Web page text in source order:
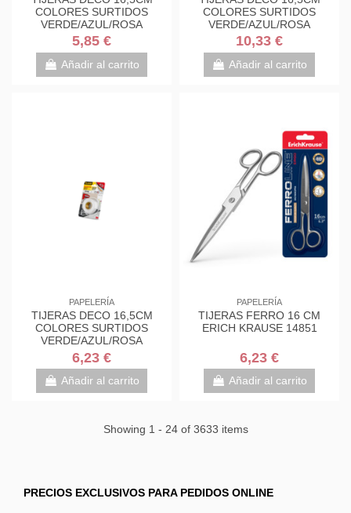
COLORES SURTIDOS
VERDE/AZUL/ROSA
1561DS-M SCOTH
7000034004
5,85 €
Añadir al carrito
COLORES SURTIDOS
VERDE/AZUL/ROSA
1561DS-M SCOTH
7000034004
10,33 €
Añadir al carrito
PAPELERÍA
TIJERAS DECO 16,5CM
COLORES SURTIDOS
VERDE/AZUL/ROSA
1561DS-M SCOTH
7000034004
6,23 €
Añadir al carrito
PAPELERÍA
TIJERAS FERRO 16 CM
ERICH KRAUSE 14851
6,23 €
Añadir al carrito
Showing 1 - 24 of 3633 items
PRECIOS EXCLUSIVOS PARA PEDIDOS ONLINE